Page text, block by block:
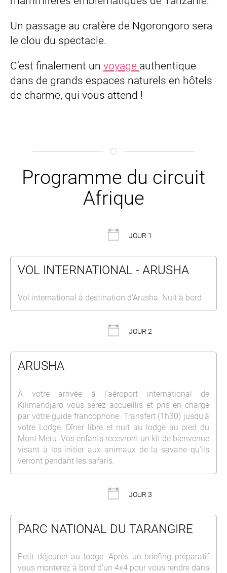
Un passage au cratère de Ngorongoro sera
le clou du spectacle.
C’est finalement un voyage authentique
dans de grands espaces naturels en hôtels
de charme, qui vous attend !
Programme du circuit
Afrique
JOUR 1
VOL INTERNATIONAL - ARUSHA
Vol international à destination d’Arusha. Nuit à bord.
JOUR 2
ARUSHA
À votre arrivée à l’aéroport international de
Kilimandjaro vous serez accueillis et pris en charge
par votre guide francophone. Transfert (1h30) jusqu’à
votre Lodge. Dîner libre et nuit au lodge au pied du
Mont Meru. Vos enfants recevront un kit de bienvenue
visant à les initier aux animaux de la savane qu’ils
verront pendant les safaris.
JOUR 3
PARC NATIONAL DU TARANGIRE
Petit déjeuner au lodge. Après un briefing préparatif
vous monterez à bord d’un 4x4 pour vous rendre dans